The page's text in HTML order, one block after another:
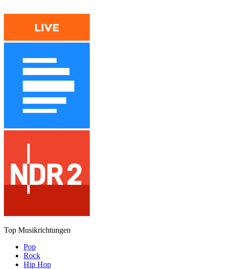
Top Musikrichtungen
Pop
Rock
Hip Hop